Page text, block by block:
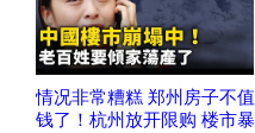
情况非常糟糕 郑州房子不值
钱了！杭州放开限购 楼市暴